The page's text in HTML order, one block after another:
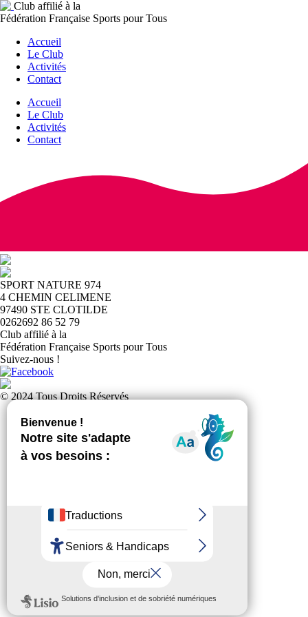
Club affilié à la
Fédération Française Sports pour Tous
Accueil
Le Club
Activités
Contact
Accueil
Le Club
Activités
Contact
SPORT NATURE 974
4 CHEMIN CELIMENE
97490 STE CLOTILDE
0262692 86 52 79
Club affilié à la
Fédération Française Sports pour Tous
Suivez-nous !
© 2024 Tous Droits Réservés
Politique de confidentialité
Plan du site